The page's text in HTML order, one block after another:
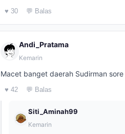
♥ 30 💬 Balas
Andi_Pratama
Kemarin
Macet banget daerah Sudirman
♥ 42 💬 Balas
Siti_Aminah99
Kemarin